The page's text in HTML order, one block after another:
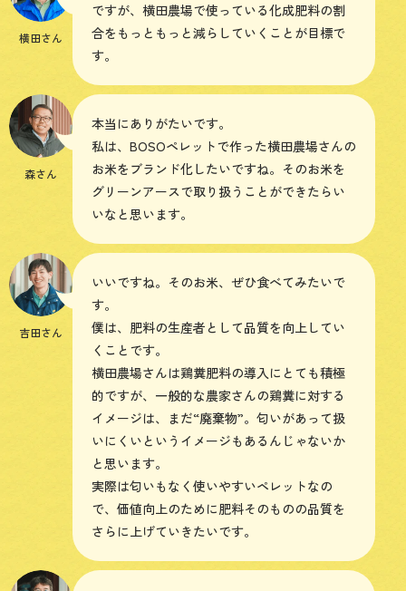
横田さん
ですが、横田農場で使っている化成肥料の割
合をもっともっと減らしていくことが目標で
す。
森さん
本当にありがたいです。
私は、BOSOペレットで作った横田農場さんの
お米をブランド化したいですね。そのお米を
グリーンアースで取り扱うことができたらい
いなと思います。
吉田さん
いいですね。そのお米、ぜひ食べてみたいで
す。
僕は、肥料の生産者として品質を向上してい
くことです。
横田農場さんは鶏糞肥料の導入にとても積極
的ですが、一般的な農家さんの鶏糞に対する
イメージは、まだ“廃棄物”。匂いがあって扱
いにくいというイメージもあるんじゃないか
と思います。
実際は匂いもなく使いやすいペレットなの
で、価値向上のために肥料そのものの品質を
さらに上げていきたいです。